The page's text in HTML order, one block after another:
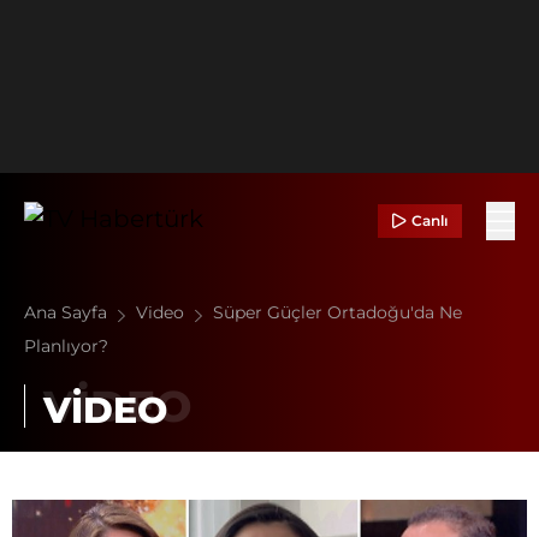
Canlı
Ana Sayfa Video
Süper Güçler Ortadoğu'da Ne
Planlıyor?
VİDEO